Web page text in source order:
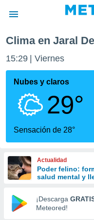
de
ha sido
calidad.
a este
las
y
forma
digital
basada
Clima en Jaral
15:29 Viernes
Nubes y claros
29°
Sensación de 28°
Actualidad
Poder felino:
salud mental y
¡Descarga
Meteored!